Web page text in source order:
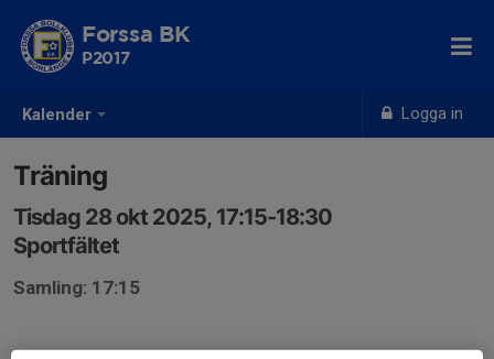
Kalender Logga in
Forssa BK
P2017
Träning
Tisdag 28 okt 2025, 17:15-18:30
Sportfältet
Samling: 17:15